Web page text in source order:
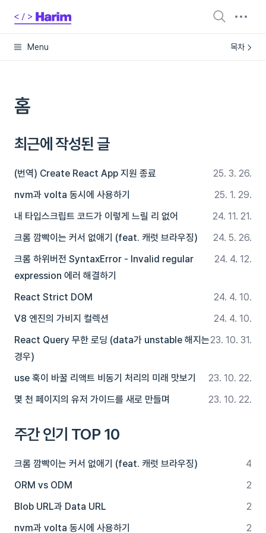
Menu 목차
홈
최근에 작성된 글
(번역) Create React App 지원 종료
25. 3. 26.
nvm과 volta 동시에 사용하기
25. 1. 29.
내 타입스크립트 코드가 이렇게 느릴 리 없어
24. 11. 21.
크롬 깜빡이는 커서 없애기 (feat. 캐럿 브라우징)
24. 5. 26.
크롬 하위버전 SyntaxError - Invalid regular
expression 에러 해결하기
24. 4. 12.
React Strict DOM
24. 4. 10.
V8 엔진의 가비지 컬렉션
24. 4. 10.
React Query 무한 로딩 (data가 unstable 해지는
경우)
23. 10. 31.
use 훅이 바꿀 리액트 비동기 처리의 미래 맛보기
23. 10. 22.
몇 천 페이지의 유저 가이드를 새로 만들며
23. 10. 22.
주간 인기 TOP 10
크롬 깜빡이는 커서 없애기 (feat. 캐럿 브라우징)
4
ORM vs ODM
2
Blob URL과 Data URL
2
nvm과 volta 동시에 사용하기
2